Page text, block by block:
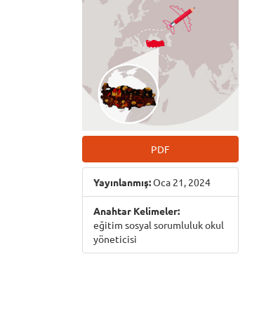
PDF
Yayınlanmış:Oca 21, 2024
Anahtar Kelimeler:
eğitim sosyal sorumluluk okul
yöneticisi